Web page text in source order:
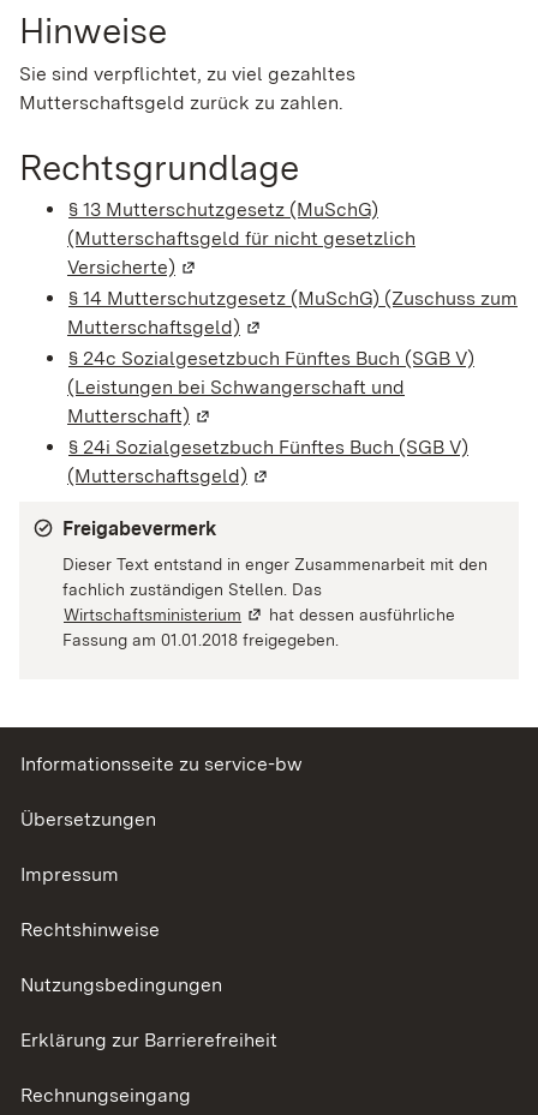
Hinweise
Sie sind verpflichtet, zu viel gezahltes
Mutterschaftsgeld zurück zu zahlen.
Rechtsgrundlage
§ 13 Mutterschutzgesetz (MuSchG)
(Mutterschaftsgeld für nicht gesetzlich
Versicherte) (Wird in einem neuen Fenster geöffnet)
§ 14 Mutterschutzgesetz (MuSchG) (Zuschuss zum
Mutterschaftsgeld) (Wird in einem neuen Fenster
§ 24c Sozialgesetzbuch Fünftes Buch (SGB V)
(Leistungen bei Schwangerschaft und
Mutterschaft) (Wird in einem neuen Fenster
§ 24i Sozialgesetzbuch Fünftes Buch (SGB V)
(Mutterschaftsgeld) (Wird in einem neuen Fenster
Freigabevermerk
Dieser Text entstand in enger Zusammenarbeit mit den
fachlich zuständigen Stellen. Das
Wirtschaftsministerium (Wird in einem neuen Fenster
hat dessen ausführliche
Fassung am 01.01.2018 freigegeben.
Informationsseite zu service-bw
Übersetzungen
Impressum
Rechtshinweise
Nutzungsbedingungen
Erklärung zur Barrierefreiheit
Rechnungseingang